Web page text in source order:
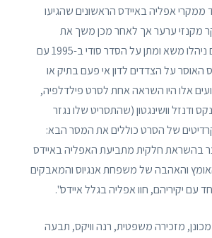
ממקרי אפליה באיידס הראשונים שהגיעו
מקנזי ערער אך לאחר מכן משך את
הערעור לאחר שהם ניהלו משא ומתן על הסדר סודי ב-1995 עם
על הצדדים לדון אי פעם בתיק או
אלו היו השראה אחת לסרט פילדלפיה,
ודנזל וושינגטון (שהתסריט שלו נגזר
של הסרט כוללים את המסר הבא:
בהשראת חלקית מתביעת האפליה באיידס
והאהבה של משפחת אנגיוס והמאבקים
עם יקיריהם, חוו אפליה בגלל איידס".
בתיק מכונן, מזכירה משפטית, רנה וויקס, תבעה